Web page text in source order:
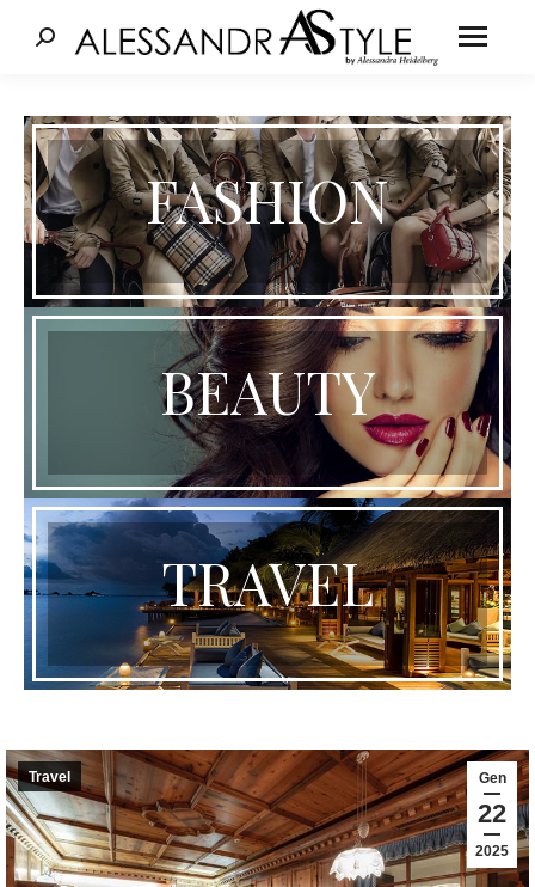
Cerca:
FASHION
BEAUTY
TRAVEL
Gen
22
2025
Travel